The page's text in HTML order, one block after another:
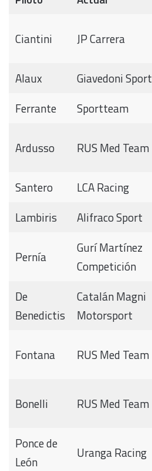
Ciantini JP Carrera
Alaux
Giavedoni Sport
Ferrante
Sportteam
Ardusso RUS Med Team
Santero
LCA Racing
Lambiris
Alifraco Sport
Pernía
Gurí Martínez
Competición
De
Benedictis
Catalán Magni
Motorsport
Fontana RUS Med Team
Bonelli RUS Med Team
Ponce de
León
Uranga Racing